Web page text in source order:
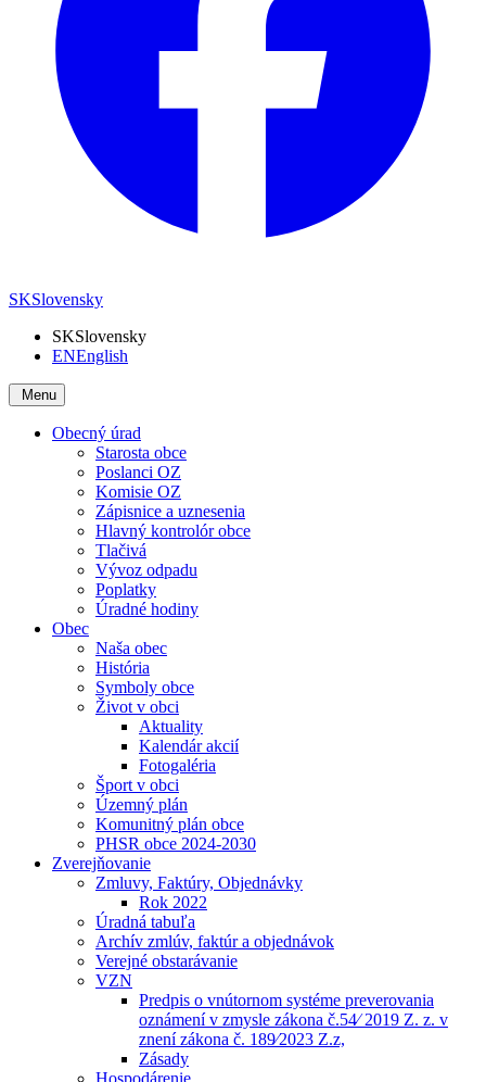
SKSlovensky
SKSlovensky
ENEnglish
Menu
Obecný úrad
Starosta obce
Poslanci OZ
Komisie OZ
Zápisnice a uznesenia
Hlavný kontrolór obce
Tlačivá
Vývoz odpadu
Poplatky
Úradné hodiny
Obec
Naša obec
História
Symboly obce
Život v obci
Aktuality
Kalendár akcií
Fotogaléria
Šport v obci
Územný plán
Komunitný plán obce
PHSR obce 2024-2030
Zverejňovanie
Zmluvy, Faktúry, Objednávky
Rok 2022
Úradná tabuľa
Archív zmlúv, faktúr a objednávok
Verejné obstarávanie
VZN
Predpis o vnútornom systéme preverovania
oznámení v zmysle zákona č.54⁄ 2019 Z. z. v
znení zákona č. 189⁄2023 Z.z,
Zásady
Hospodárenie